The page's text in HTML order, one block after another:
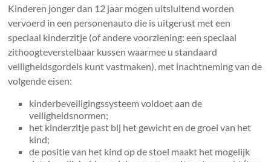
Kinderen jonger dan 12 jaar mogen uitsluitend worden
vervoerd in een personenauto die is uitgerust met een
speciaal kinderzitje (of andere voorziening: een speciaal
zithoogteverstelbaar kussen waarmee u standaard
veiligheidsgordels kunt vastmaken), met inachtneming van de
volgende eisen:
kinderbeveiligingssysteem voldoet aan de
veiligheidsnormen;
het kinderzitje past bij het gewicht en de groei van het
kind;
de positie van het kind op de stoel maakt het mogelijk